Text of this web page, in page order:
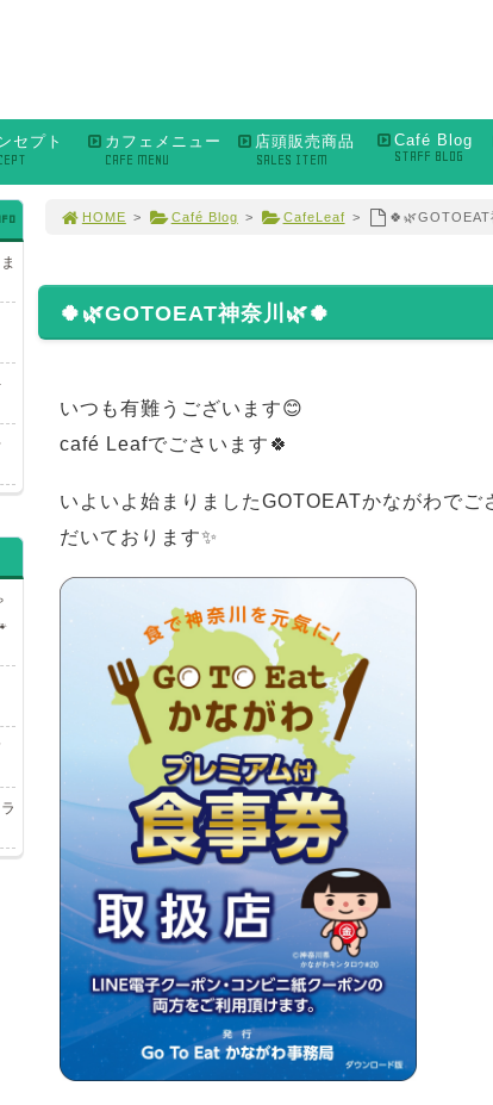
セプト カフェメニュー
CAFE MENU
店頭販売商品
SALES ITEM
Café Blog
STAFF BLOG
HOME > Café Blog > CafeLeaf > 🍀🌿GOTOEAT
🍀🌿GOTOEAT神奈川🌿🍀
いつも有難うございます😊
café Leafでごさいます🍀
いよいよ始まりましたGOTOEATかながわで
だいております✨